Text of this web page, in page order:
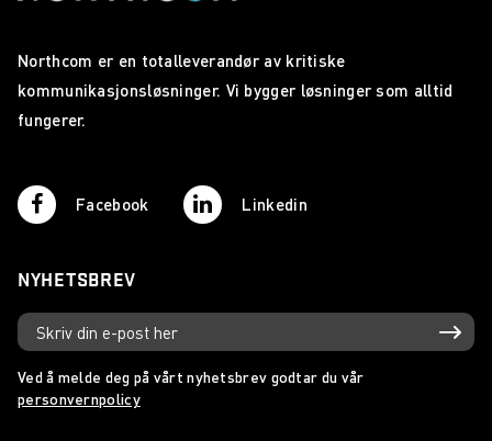
Northcom er en totalleverandør av kritiske
kommunikasjonsløsninger. Vi bygger løsninger som alltid
fungerer.
Facebook Linkedin
NYHETSBREV
Ved å melde deg på vårt nyhetsbrev godtar du vår
personvernpolicy